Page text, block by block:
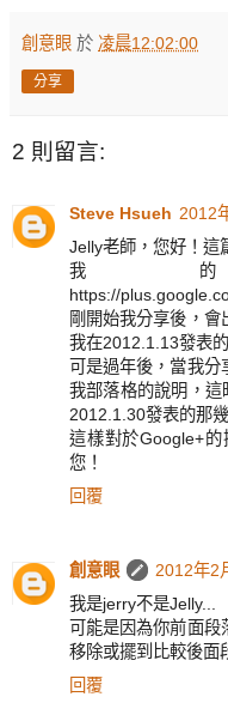
創意眼 於 凌晨12:02:00
分享
2 則留言:
Steve Hsueh 2012
Jelly老師，您好！這
我的
https://
剛開始我分享後，會
我在2012.1.13發表
可是過年後，當我
我部落格的說明，
2012.1.30發表的那
這樣對於Google+
您！
回覆
創意眼
2012年2
我是jerry不是Jelly...
可能是因為你前面
移除或擺到比較後面
回覆